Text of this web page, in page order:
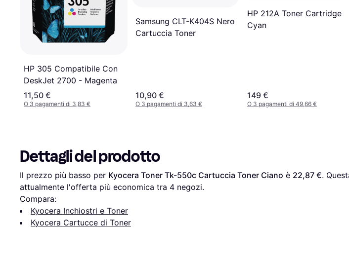
HP 305 Compatibile Con
DeskJet 2700 - Magenta
11,50 €
O 3 pagamenti di 3,83 €
Samsung CLT-K404S Nero
Cartuccia Toner
10,90 €
O 3 pagamenti di 3,63 €
HP 212A Toner Cartridge
Cyan
149 €
O 3 pagamenti di 49,66 €
Dettagli del prodotto
Il prezzo più basso per Kyocera Toner Tk-550c Cartuccia Toner Ciano è 22,87 €.
attualmente l'offerta più economica tra 4 negozi.
Compara:
Kyocera Inchiostri e Toner
Kyocera Cartucce di Toner